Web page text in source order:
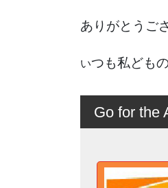
ありがとうご
いつも私ども
Go for the